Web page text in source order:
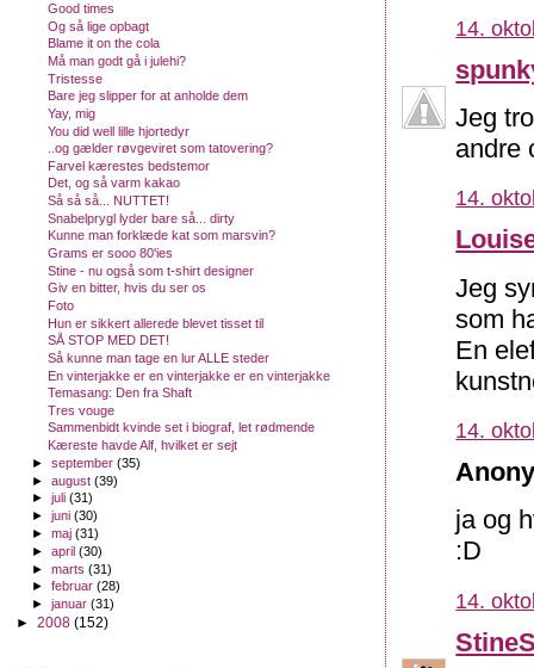
14.
Jeg
andre
14.
Jeg
som
En
14.
ja og
:D
14.
Good times
Og så lige opbagt
Blame it on the cola
Må man godt gå i julehi?
Tristesse
Bare jeg slipper for at anholde dem
Yay, mig
You did well lille hjortedyr
..og gælder røvgeviret som tatovering?
Farvel kærestes bedstemor
Det, og så varm kakao
Så så så... NUTTET!
Snabelprygl lyder bare så... dirty
Kunne man forklæde kat som marsvin?
Grams er sooo 80'ies
Stine - nu også som t-shirt designer
Giv en bitter, hvis du ser os
Foto
Hun er sikkert allerede blevet tisset til
SÅ STOP MED DET!
Så kunne man tage en lur ALLE steder
En vinterjakke er en vinterjakke er en vinterjakke
Temasang: Den fra Shaft
Tres vouge
Sammenbidt kvinde set i biograf, let rødmende
Kæreste havde Alf, hvilket er sejt
►september(35)
►august(39)
►juli(31)
►juni(30)
►maj(31)
►april(30)
►marts(31)
►februar(28)
►januar(31)
► 2008 (152)